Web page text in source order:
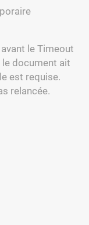
avant le Timeout
document ait
est requise.
relancée.